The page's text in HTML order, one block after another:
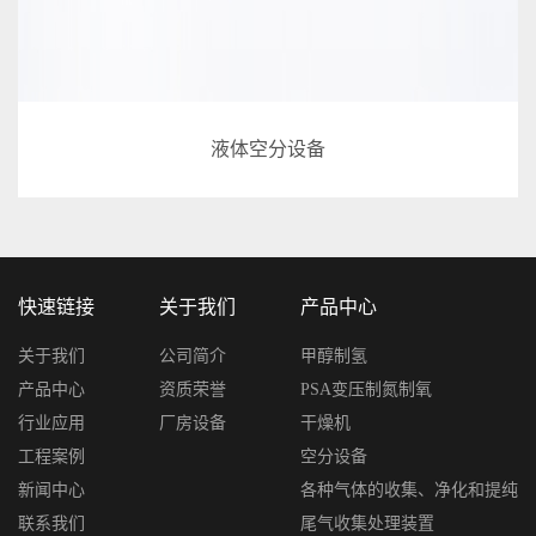
液体空分设备
快速链接
关于我们
产品中心
行业应用
工程案例
新闻中心
联系我们
关于我们
公司简介
资质荣誉
厂房设备
产品中心
甲醇制氢
PSA变压制氮制氧
干燥机
空分设备
各种气体的收集、净化和提纯
尾气收集处理装置